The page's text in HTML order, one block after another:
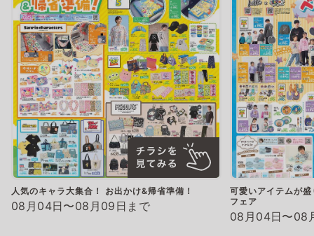
人気のキャラ大集合！ お出かけ&帰省準備！
08月04日〜08月09日まで
可愛いアイテムが
フェア
08月04日〜08